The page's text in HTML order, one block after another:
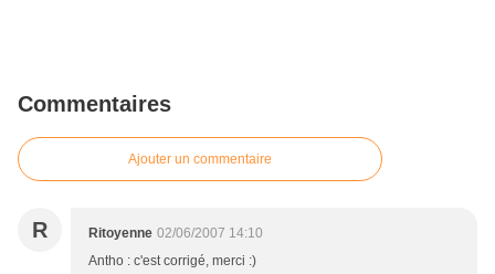
Commentaires
Ajouter un commentaire
R Ritoyenne 02/06/2007 14:10
Antho : c'est corrigé, merci :)